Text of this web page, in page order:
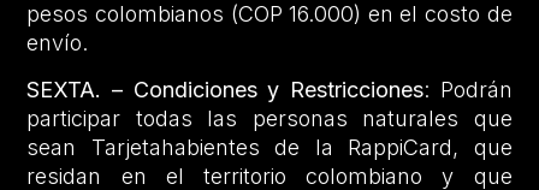
pesos colombianos (COP 16.000) en el costo de
envío.
SEXTA. – Condiciones y Restricciones: Podrán
participar todas las personas naturales que
sean Tarjetahabientes de la RappiCard, que
residan en el territorio colombiano y que